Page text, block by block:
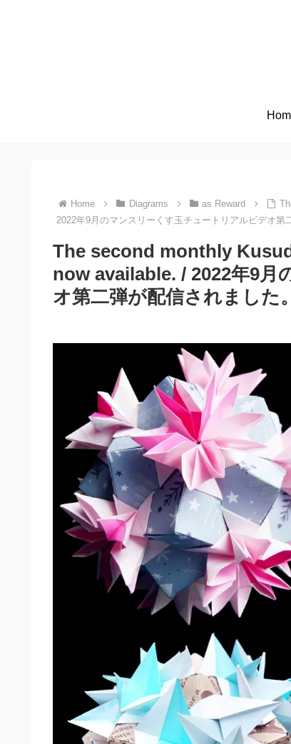
Home Diagrams as Reward
2022年9月のマンスリーくす玉チュートリアルビデオ第
The second monthly
now available. / 2022年9月
オ第二弾が配信されました。